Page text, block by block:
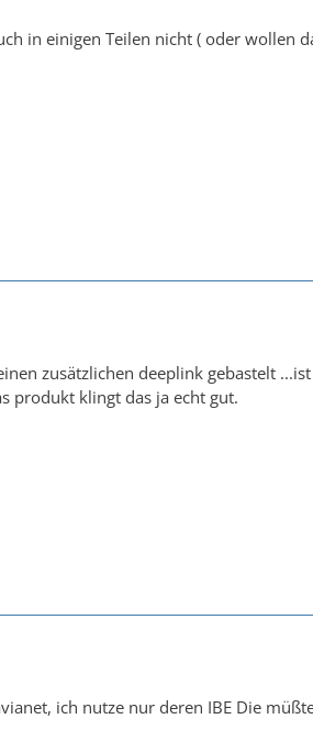
in einigen Teilen nicht ( oder wollen
zusätzlichen deeplink gebastelt
produkt klingt das ja echt gut.
ich nutze nur deren IBE Die